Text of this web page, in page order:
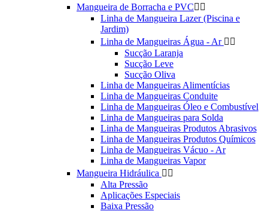
Mangueira de Borracha e PVC 
Linha de Mangueira Lazer (Piscina e
Jardim)
Linha de Mangueiras Água - Ar  
Sucção Laranja
Sucção Leve
Sucção Oliva
Linha de Mangueiras Alimentícias
Linha de Mangueiras Conduite
Linha de Mangueiras Óleo e Combustível
Linha de Mangueiras para Solda
Linha de Mangueiras Produtos Abrasivos
Linha de Mangueiras Produtos Químicos
Linha de Mangueiras Vácuo - Ar
Linha de Mangueiras Vapor
Mangueira Hidráulica  
Alta Pressão
Aplicações Especiais
Baixa Pressão